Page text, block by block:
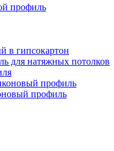
профиль
в гипсокартон
для натяжных потолков
профиль